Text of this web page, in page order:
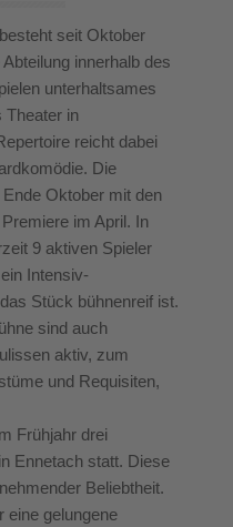
seit Oktober
innerhalb des
unterhaltsames
Theater in
reicht dabei
Die
Oktober mit den
im April. In
9 aktiven Spieler
Intensiv-
Stück bühnenreif ist.
sind auch
aktiv, zum
und Requisiten,
Frühjahr drei
Ennetach statt. Diese
Beliebtheit.
eine gelungene